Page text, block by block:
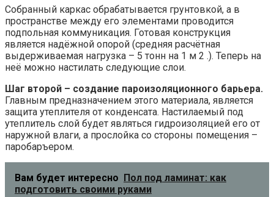
Собранный каркас обрабатывается грунтовкой, а в
пространстве между его элементами проводится
подпольная коммуникация. Готовая конструкция
является надёжной опорой (средняя расчётная
выдерживаемая нагрузка – 5 тонн на 1 м 2 .). Теперь на
неё можно настилать следующие слои.
Шаг второй – создание пароизоляционного барьера.
Главным предназначением этого материала, является
защита утеплителя от конденсата. Настилаемый под
утеплитель слой будет являться гидроизоляцией его от
наружной влаги, а прослойка со стороны помещения –
паробаръером.
Вам будет интересно
Пол под ламинат: как
подготовить своими руками